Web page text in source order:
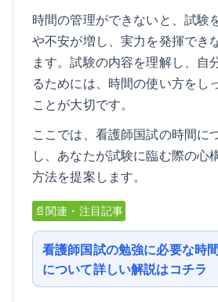
時間の管理ができないと、試験
や不安が増し、実力を発揮でき
ます。試験の内容を理解し、自
るためには、時間の使い方をし
ことが大切です。
ここでは、看護師国試の時間に
し、あなたが試験に臨む際の心
方法を提案します。
📄関連・注目記事
看護師国試の勉強に必要な時
について詳しい解説はコチラ